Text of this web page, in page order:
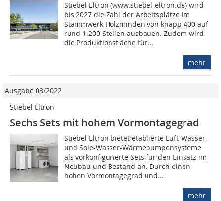
Stiebel Eltron (www.stiebel-eltron.de) wird
bis 2027 die Zahl der Arbeitsplätze im
Stammwerk Holzminden von knapp 400 auf
rund 1.200 Stellen ausbauen. Zudem wird
die Produktionsfläche für...
mehr
Ausgabe 03/2022
Stiebel Eltron
Sechs Sets mit hohem Vormontagegrad
Stiebel Eltron bietet etablierte Luft-Wasser-
und Sole-Wasser-Wärmepumpensysteme
als vorkonfigurierte Sets für den Einsatz im
Neubau und Bestand an. Durch einen
hohen Vormontagegrad und...
mehr